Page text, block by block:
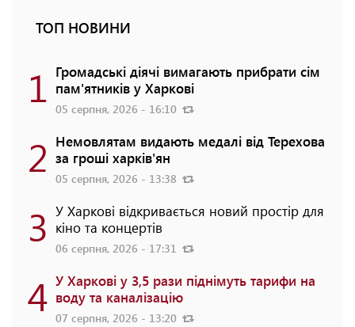
ТОП НОВИНИ
1 Громадські діячі вимагають прибрати сім
пам'ятників у Харкові
05 серпня, 2026 - 16:10
2 Немовлятам видають медалі від Терехова
за гроші харків'ян
05 серпня, 2026 - 13:38
3 У Харкові відкривається новий простір для
кіно та концертів
06 серпня, 2026 - 17:31
4 У Харкові у 3,5 рази піднімуть тарифи на
воду та каналізацію
07 серпня, 2026 - 13:20